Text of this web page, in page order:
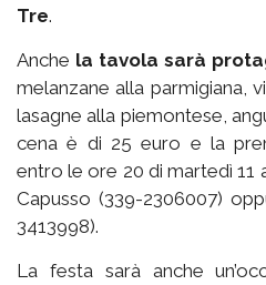
Tre.
Anche la tavola sarà
melanzane alla parmigiana,
lasagne alla piemontese,
cena è di 25 euro e la
entro le ore 20 di martedì
Capusso (339-2306007)
3413998).
La festa sarà anche